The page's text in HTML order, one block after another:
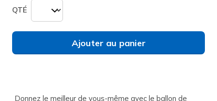
QTÉ
Ajouter au panier
Donnez le meilleur de vous-même avec le ballon de